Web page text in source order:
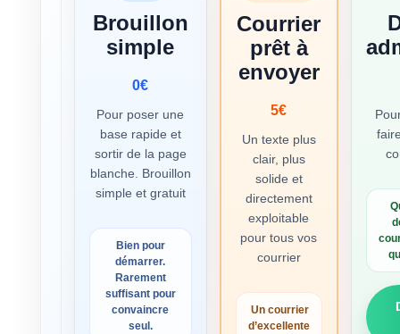
Brouillon
simple
0€
Pour poser une
base rapide et
sortir de la page
blanche. Brouillon
simple et gratuit
Bien pour
démarrer.
Rarement
suffisant pour
convaincre
seul.
Courrier
prêt à
envoyer
5€
Un texte plus
clair, plus
solide et
directement
exploitable
pour tous vos
courrier
Un courrier
d’excellente